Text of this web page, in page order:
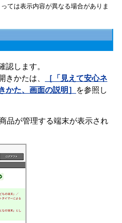
ては表示内容が異なる場合がありま
認します。
きかたは、
［「見えて安心ネ
かた、画面の説明］
を参照し
品が管理する端末が表示され